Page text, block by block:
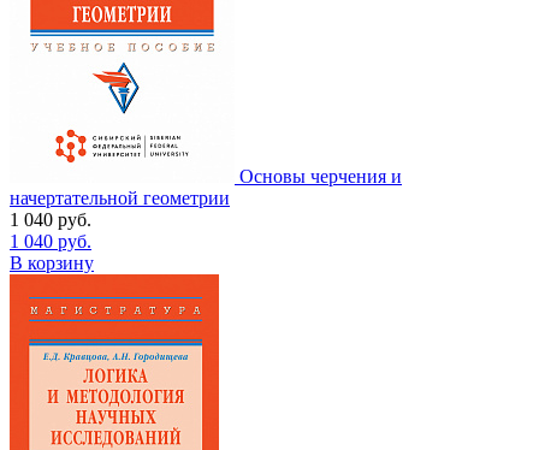
Основы черчения и
начертательной геометрии
1 040 руб.
1 040 руб.
В корзину